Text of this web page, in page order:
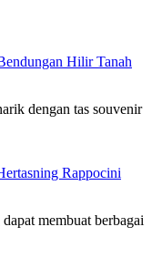
Hilir Tanah
dengan tas souvenir
Rappocini
membuat berbagai